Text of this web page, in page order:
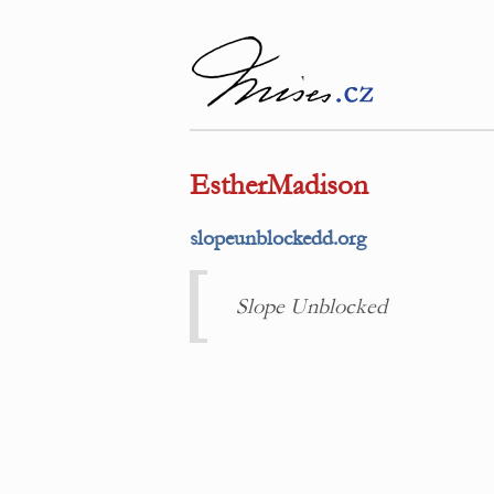
EstherMadison
slopeunblockedd.org
Slope Unblocked